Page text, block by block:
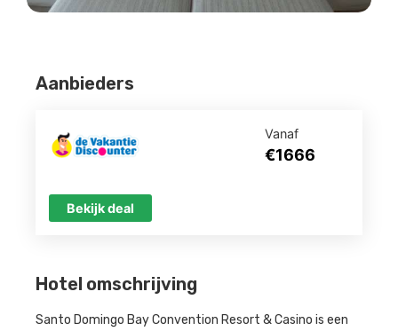
Hotel omschrijving
Santo Domingo Bay Convention Resort & Casino is een
Aanbieders
Vanaf
€1666
Bekijk deal